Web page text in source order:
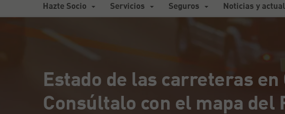
Hazte Socio Servicios Seguros Noticias y
Estado de las carreteras en
Consúltalo con el mapa del